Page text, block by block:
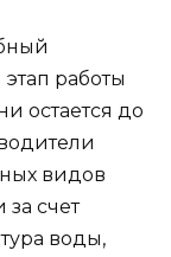
работы
остается до
видов
счет
воды,